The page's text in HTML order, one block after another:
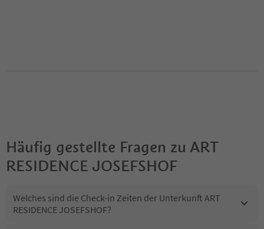
Häufig gestellte Fragen zu ART
RESIDENCE JOSEFSHOF
Welches sind die Check-in Zeiten der Unterkunft ART
RESIDENCE JOSEFSHOF?